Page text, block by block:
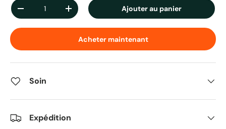
Qté
Diminuer la quantitéAugmenter la quantitéAjouter au panier
Acheter maintenant
Soin
Expédition